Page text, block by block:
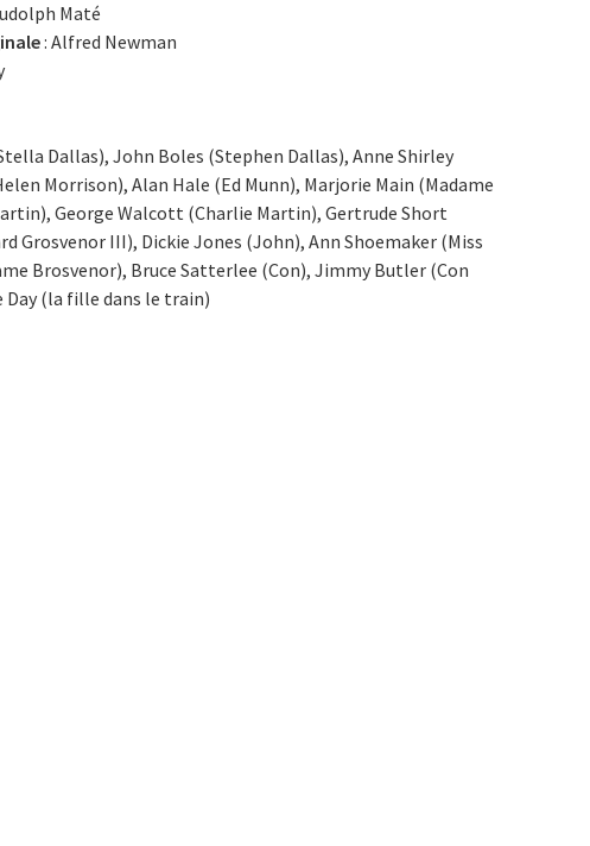
Maté
: Alfred Newman
Dallas), John Boles (Stephen Dallas), Anne Shirley
Morrison), Alan Hale (Ed Munn), Marjorie Main (Madame
George Walcott (Charlie Martin), Gertrude Short
Grosvenor III), Dickie Jones (John), Ann Shoemaker (Miss
Brosvenor), Bruce Satterlee (Con), Jimmy Butler (Con
Day (la fille dans le train)